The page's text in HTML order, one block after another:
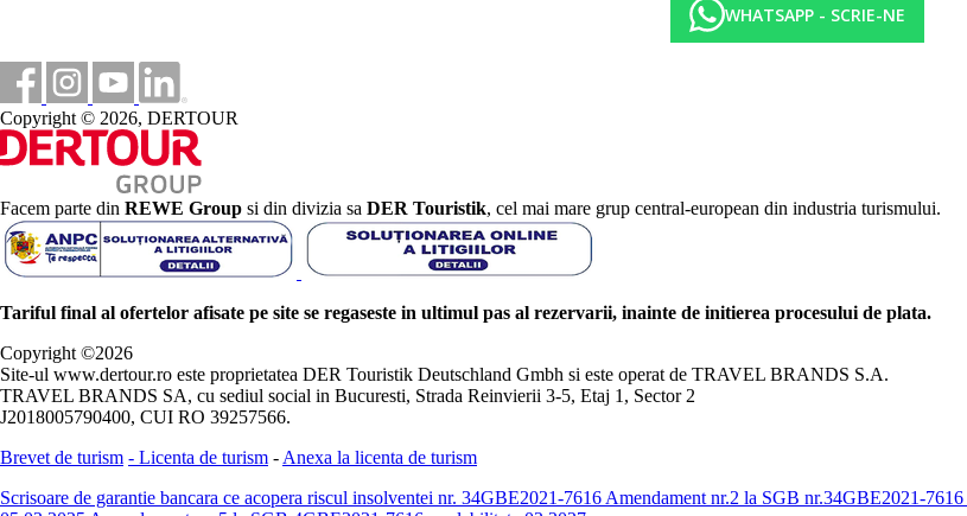
WHATSAPP - SCRIE-NE
Copyright © 2026, DERTOUR
Facem parte din REWE Group si din divizia sa DER Touristik, cel mai mare grup central-european din industria turismului.
Tariful final al ofertelor afisate pe site se regaseste in ultimul pas al rezervarii, inainte de initierea procesului de plata.
Copyright ©2026
Site-ul www.dertour.ro este proprietatea DER Touristik Deutschland Gmbh si este operat de TRAVEL BRANDS S.A.
TRAVEL BRANDS SA, cu sediul social in Bucuresti, Strada Reinvierii 3-5, Etaj 1, Sector 2
J2018005790400, CUI RO 39257566.
Brevet de turism - Licenta de turism - Anexa la licenta de turism
Scrisoare de garantie bancara ce acopera riscul insolventei nr. 34GBE2021-7616 Amendament nr.2 la SGB nr.34GBE2021-7616